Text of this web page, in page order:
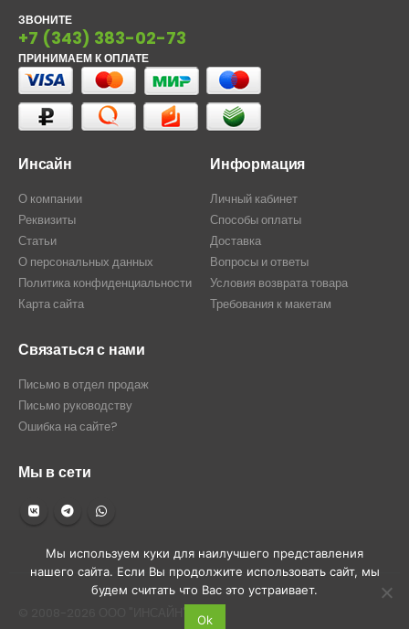
ЗВОНИТЕ
+7 (343) 383-02-73
ПРИНИМАЕМ К ОПЛАТЕ
Инсайн
О компании
Реквизиты
Статьи
О персональных данных
Политика конфиденциальности
Карта сайта
Информация
Личный кабинет
Способы оплаты
Доставка
Вопросы и ответы
Условия возврата товара
Требования к макетам
Связаться с нами
Письмо в отдел продаж
Письмо руководству
Ошибка на сайте?
Мы в сети
Мы используем куки для наилучшего представления
нашего сайта. Если Вы продолжите использовать сайт, мы
будем считать что Вас это устраивает.
Ok